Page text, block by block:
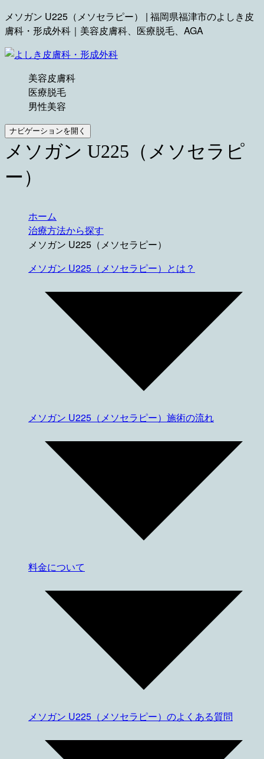
メソガン U225（メソセラピー） | 福岡県福津市のよしき皮
膚科・形成外科｜美容皮膚科、医療脱毛、AGA
美容皮膚科
医療脱毛
男性美容
ナビゲーションを開く
メソガン U225（メソセラピ
ー）
ホーム
治療方法から探す
メソガン U225（メソセラピー）
メソガン U225（メソセラピー）とは？
メソガン U225（メソセラピー）施術の流れ
料金について
メソガン U225（メソセラピー）のよくある質問